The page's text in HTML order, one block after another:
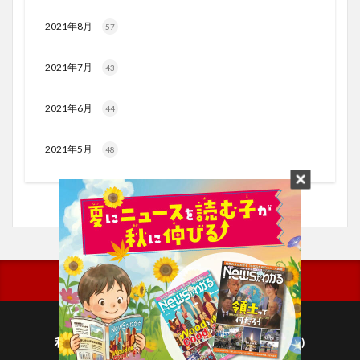
2021年8月 57
2021年7月 43
2021年6月 44
2021年5月 48
利用規約
プライバシーポリシー(毎日新聞出版)